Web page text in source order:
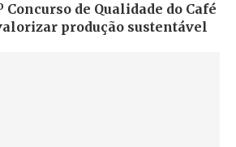
Concurso de Qualidade do Café
produção sustentável